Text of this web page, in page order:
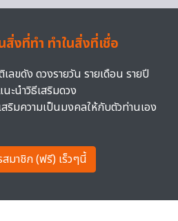
สิ่งที่ทำ ทำในสิ่งที่เชื่อ
ลขดัง ดวงรายวัน รายเดือน รายปี
ะนำวิธีเสริมดวง
ริมความเป็นมงคลให้กับตัวท่านเอง
มาชิก (ฟรี) เร็วๆนี้